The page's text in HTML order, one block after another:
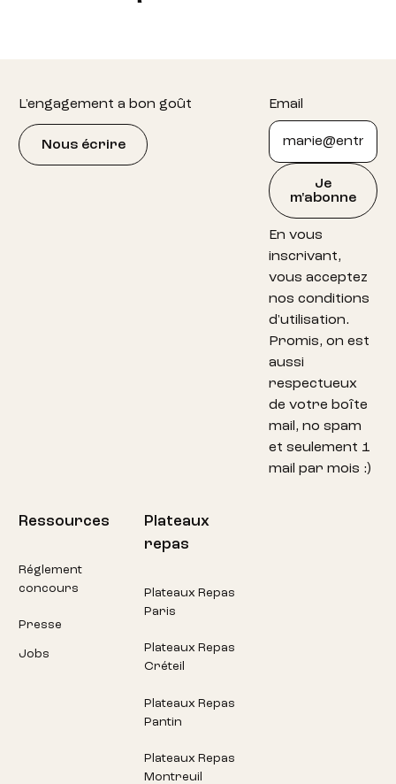
L'engagement a bon goût
Nous écrire
Email
Je
m'abonne
En vous
inscrivant,
vous acceptez
nos conditions
d'utilisation.
Promis, on est
aussi
respectueux
de votre boîte
mail, no spam
et seulement 1
mail par mois :)
Ressources
Réglement
concours
Presse
Jobs
Plateaux
repas
Plateaux Repas
Paris
Plateaux Repas
Créteil
Plateaux Repas
Pantin
Plateaux Repas
Montreuil